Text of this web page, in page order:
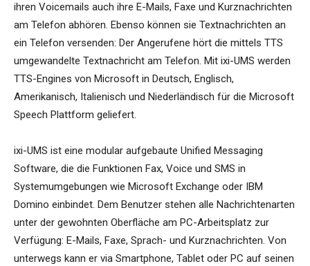
ihren Voicemails auch ihre E-Mails, Faxe und Kurznachrichten
am Telefon abhören. Ebenso können sie Textnachrichten an
ein Telefon versenden: Der Angerufene hört die mittels TTS
umgewandelte Textnachricht am Telefon. Mit ixi-UMS werden
TTS-Engines von Microsoft in Deutsch, Englisch,
Amerikanisch, Italienisch und Niederländisch für die Microsoft
Speech Plattform geliefert.
ixi-UMS ist eine modular aufgebaute Unified Messaging
Software, die die Funktionen Fax, Voice und SMS in
Systemumgebungen wie Microsoft Exchange oder IBM
Domino einbindet. Dem Benutzer stehen alle Nachrichtenarten
unter der gewohnten Oberfläche am PC-Arbeitsplatz zur
Verfügung: E-Mails, Faxe, Sprach- und Kurznachrichten. Von
unterwegs kann er via Smartphone, Tablet oder PC auf seinen